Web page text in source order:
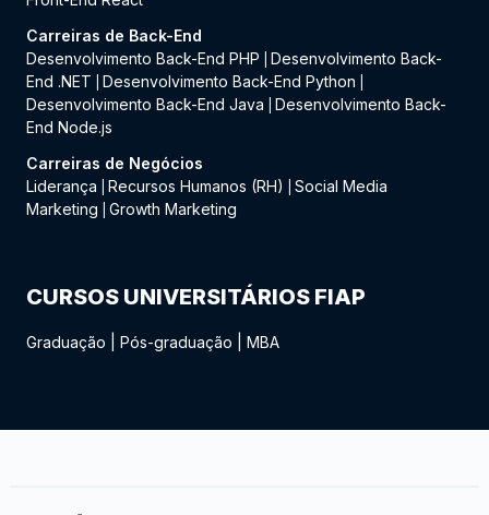
Carreiras de Back-End
Desenvolvimento Back-End PHP
Desenvolvimento Back-
End .NET
Desenvolvimento Back-End Python
Desenvolvimento Back-End Java
Desenvolvimento Back-
End Node.js
Carreiras de Negócios
Liderança
Recursos Humanos (RH)
Social Media
Marketing
Growth Marketing
CURSOS UNIVERSITÁRIOS FIAP
Graduação Pós-graduação MBA